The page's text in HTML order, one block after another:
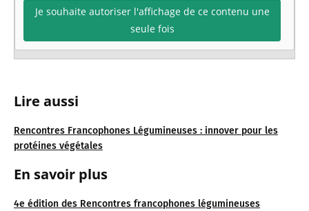
Lire aussi
Rencontres Francophones Légumineuses : innover pour les
protéines végétales
En savoir plus
4e édition des Rencontres francophones légumineuses
Je souhaite autoriser l'affichage de ce contenu une
seule fois